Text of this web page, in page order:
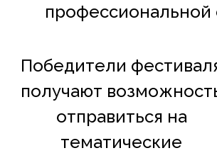
профессиональной
Победители
получают
отправиться на
тематические